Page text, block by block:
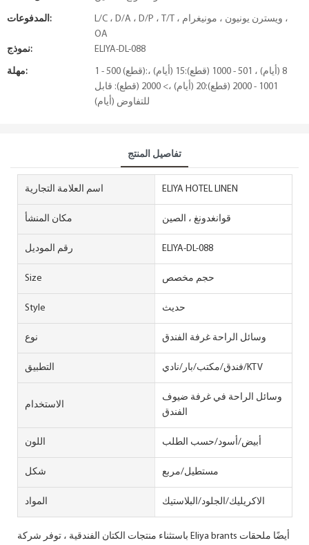
المدفوعات:
L/C ، D/A ، D/P ، T/T ، ويسترن يونيون ، مونيغرام ،
OA
نموذج:
ELIYA-DL-088
مهلة:
1 - 500 (قطع):8 (أيام) ، 501 - 1000 (قطع):15 (أيام) ،
1001 - 2000 (قطع):20 (أيام) ،> 2000 (قطع): قابل
للتفاوض (أيام)
تفاصيل المنتج
اسم العلامة التجارية ELIYA HOTEL LINEN
مكان المنشأ قوانغدونغ ، الصين
رقم الموديل ELIYA-DL-088
Size حجم مخصص
Style حديث
نوع وسائل الراحة غرفة الفندق
التطبيق فندق/مكتب/بار/نادي/KTV
الاستخدام
وسائل الراحة في غرفة ضيوف
الفندق
اللون أبيض/أسود/حسب الطلب
شكل مستطيل/مربع
المواد الاكريليك/الجلود/البلاستيك
باستثناء منتجات الكتان الفندقية ، توفر شركة Eliya brants أيضًا ملحقات